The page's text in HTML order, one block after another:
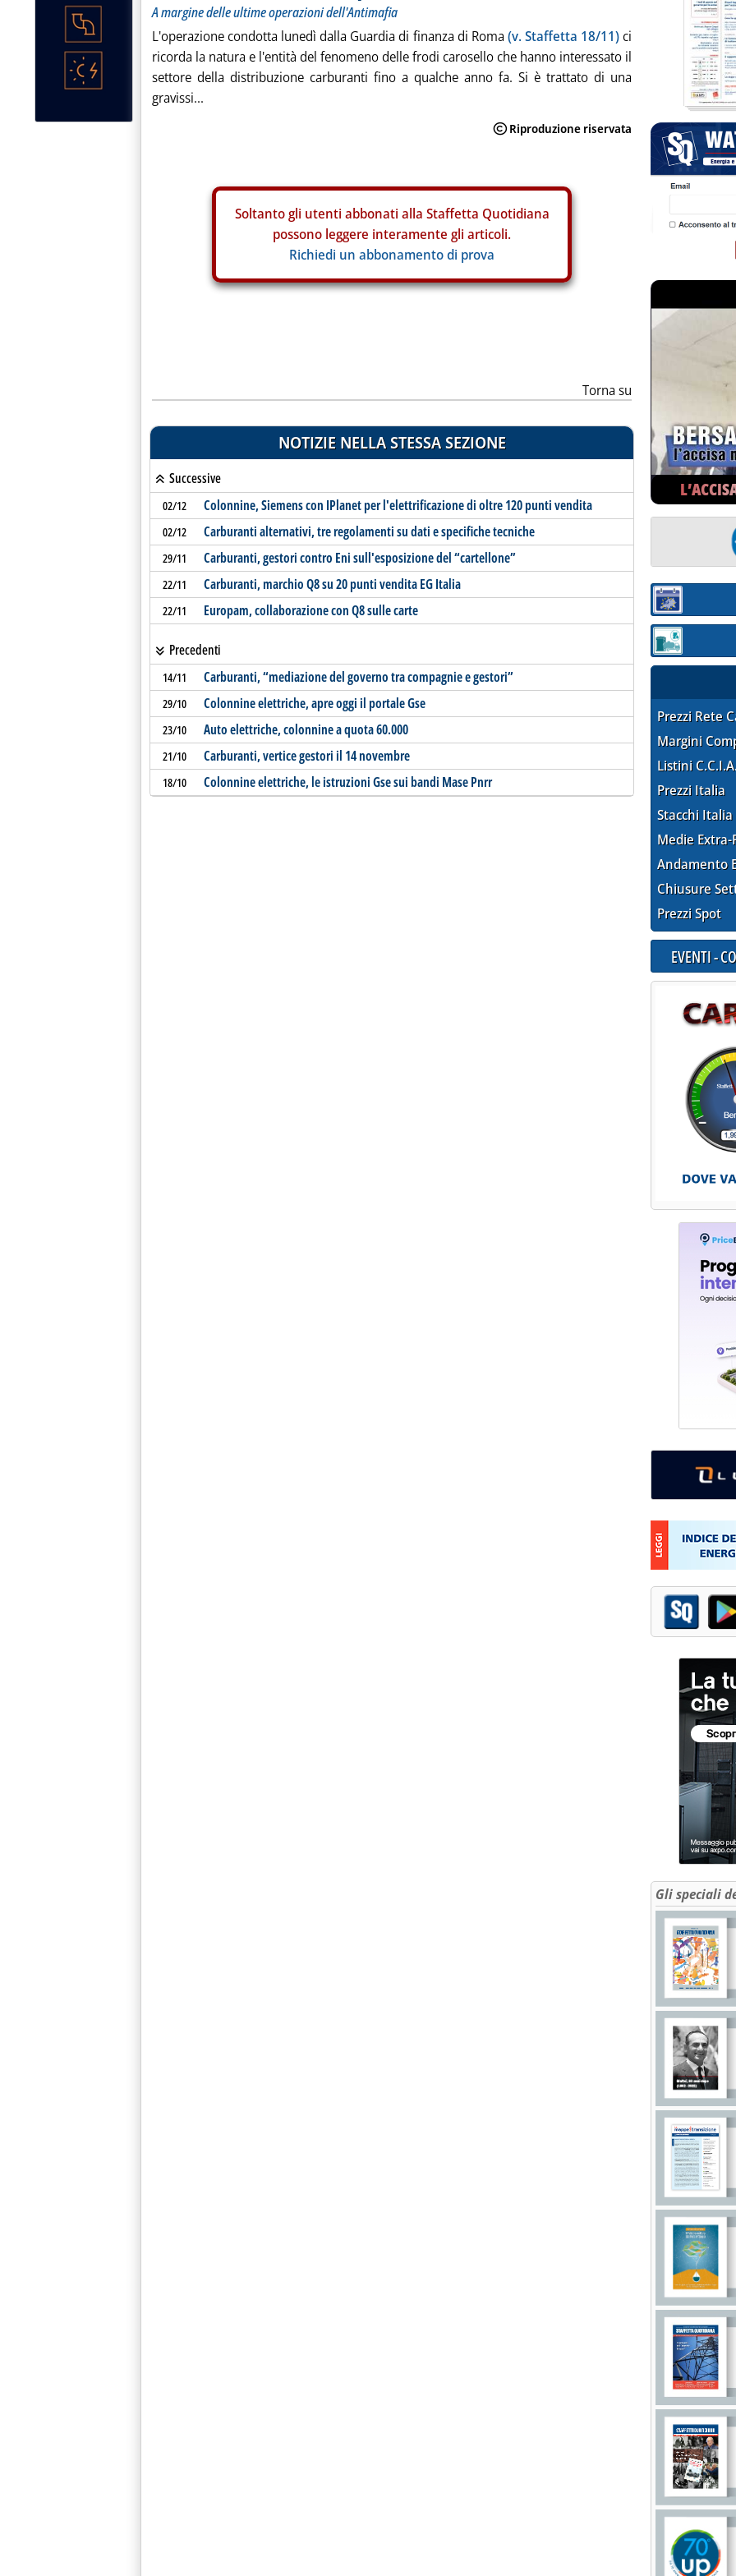
A margine delle ultime operazioni dell'Antimafia
L'operazione condotta lunedì dalla Guardia di finanza di Roma(v. Staffetta 18/11)ci
ricorda la natura e l'entità del fenomeno delle frodi carosello che hanno interessato il
settore della distribuzione carburanti fino a qualche anno fa. Si è trattato di una
gravissi...
Soltanto gli utenti abbonati alla Staffetta Quotidiana
possono leggere interamente gli articoli.
Richiedi un abbonamento di prova
Torna su
NOTIZIE NELLA STESSA SEZIONE
Successive
02/12 Colonnine, Siemens con IPlanet per l'elettrificazione di oltre 120 punti vendita
02/12 Carburanti alternativi, tre regolamenti su dati e specifiche tecniche
29/11 Carburanti, gestori contro Eni sull'esposizione del “cartellone”
22/11 Carburanti, marchio Q8 su 20 punti vendita EG Italia
22/11 Europam, collaborazione con Q8 sulle carte
Precedenti
14/11 Carburanti, “mediazione del governo tra compagnie e gestori”
29/10 Colonnine elettriche, apre oggi il portale Gse
23/10 Auto elettriche, colonnine a quota 60.000
21/10 Carburanti, vertice gestori il 14 novembre
18/10 Colonnine elettriche, le istruzioni Gse sui bandi Mase Pnrr
Sezione:
Sezione:
Prezzi Rete
Margini
Listini
Prezzi Italia
Stacchi Italia
Medie Extra-
Andamento
Chiusure
Prezzi Spot
EVENTI -
Gli speciali